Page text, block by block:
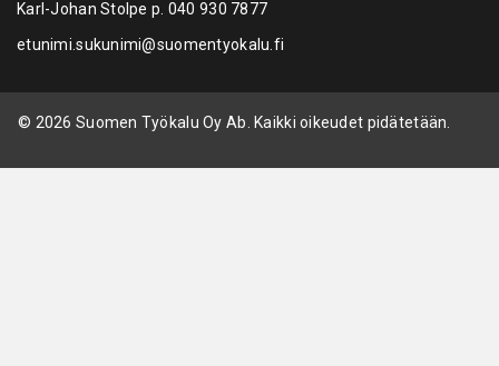
Karl-Johan Stolpe p. 040 930 7877
etunimi.sukunimi@suomentyokalu.fi
© 2026 Suomen Työkalu Oy Ab. Kaikki oikeudet pidätetään.